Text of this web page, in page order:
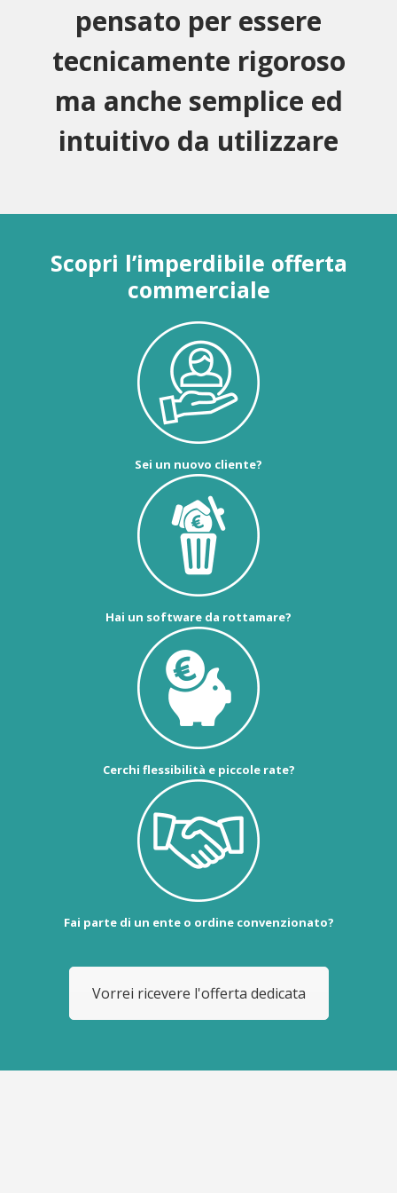
pensato per essere
tecnicamente rigoroso
ma anche semplice ed
intuitivo da utilizzare
Scopri l’imperdibile offerta
commerciale
Sei un nuovo cliente?
Hai un software da rottamare?
Cerchi flessibilità e piccole rate?
Fai parte di un ente o ordine convenzionato?
Vorrei ricevere l'offerta dedicata